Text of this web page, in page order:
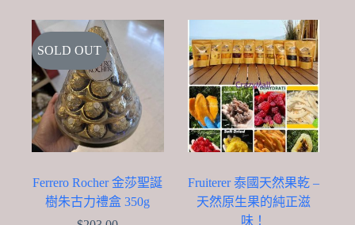
SOLD OUT
Ferrero Rocher 金莎聖誕
樹朱古力禮盒 350g
Fruiterer 泰國天然果乾 –
天然原生果的純正滋
味！